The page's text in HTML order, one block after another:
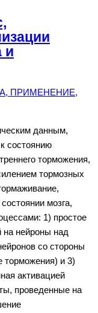
и
ПРИМЕНЕНИЕ,
данным,
состоянию
торможения,
тормозных
мозга,
1) простое
на нейроны над
со стороны
торможения) и 3)
активацией
проведенные на